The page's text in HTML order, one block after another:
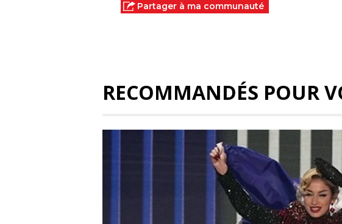
Partager à ma communauté
RECOMMANDÉS POUR